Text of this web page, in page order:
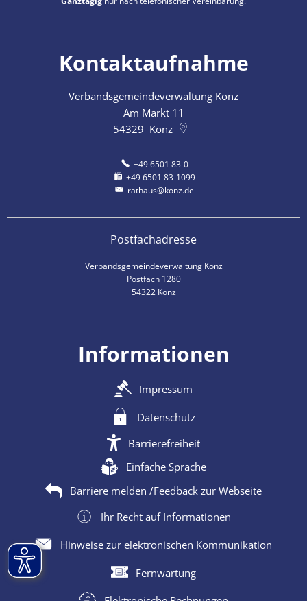
Kontaktaufnahme
Verbandsgemeindeverwaltung Konz
Am Markt 11
54329 Konz
+49 6501 83-0
+49 6501 83-1099
rathaus@konz.de
Postfachadresse
Verbandsgemeindeverwaltung Konz
Postfach 1280
54322 Konz
Informationen
Impressum
Datenschutz
Barrierefreiheit
Einfache Sprache
Barriere melden /Feedback zur Webseite
Ihr Recht auf Informationen
Hinweise zur elektronischen Kommunikation
Fernwartung